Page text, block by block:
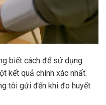
biết cách để sử dụng
kết quả chính xác nhất.
tôi gửi đến khi đo huyết